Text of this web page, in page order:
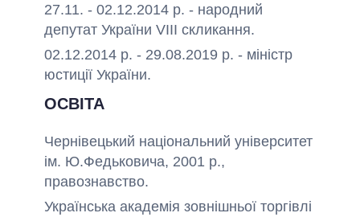
27.11. - 02.12.2014 р. - народний
депутат України VIII скликання.
02.12.2014 р. - 29.08.2019 р. - міністр
юстиції України.
ОСВІТА
Чернівецький національний університет
ім. Ю.Федьковича, 2001 р.,
правознавство.
Українська академія зовнішньої торгівлі